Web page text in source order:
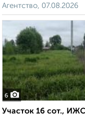
Агентство, 07.08.2026
6
Участок 16 сот.,